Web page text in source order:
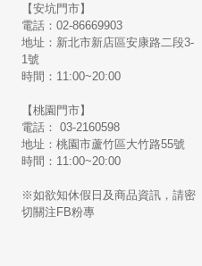
【安坑門市】
電話：02-86669903
地址：新北市新店區安康路二段3-
1號
時間：11:00~20:00
【桃園門市】
電話： 03-2160598
地址：桃園市蘆竹區大竹路55號
時間：11:00~20:00
※如欲知休假日及商品資訊，請密
切關注FB粉專